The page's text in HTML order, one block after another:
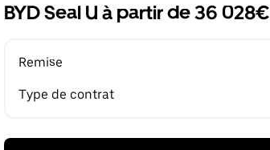
BYD Seal U à partir de 36 028€
Remise
Type de contrat